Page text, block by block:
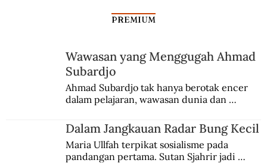
Dalam Jangkauan Radar Bung Kecil
PREMIUM
Wawasan yang Menggugah Ahmad
Subardjo
Ahmad Subardjo tak hanya berotak encer
dalam pelajaran, wawasan dunia dan
Jules Verne, Multatuli, hingga Sun Yat-sen.
Dalam Jangkauan Radar Bung Kecil
Maria Ullfah terpikat sosialisme pada
pandangan pertama. Sutan Sjahrir jadi